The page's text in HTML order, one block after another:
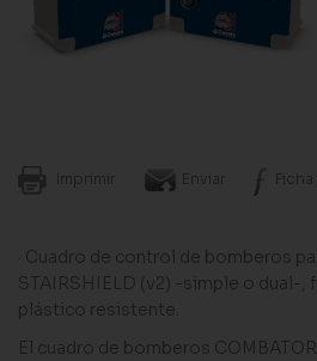
Imprimir Enviar
· Cuadro de control de bomberos
STAIRSHIELD (v2) -simple o dual-,
plástico resistente.
El cuadro de bomberos COMBATOR